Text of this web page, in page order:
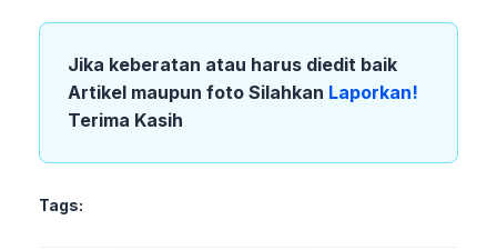
Jika keberatan atau harus diedit baik
Artikel maupun foto Silahkan Laporkan!
Terima Kasih
Tags: